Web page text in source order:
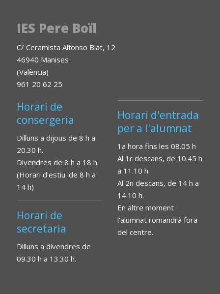
IES Pere Boïl
C/ Ceramista Alfonso Blat, 12
46940 Manises
(València)
961 20 62 25
Horari de
consergeria
Dilluns a dijous de 8 h a
20.30 h.
Divendres de 8 h a 18 h.
(Horari d'estiu: de 8 h a
14 h)
Horari de
secretaria
Dilluns a divendres de
09.30 h a 13.30 h.
Horari d'entrada
per a l'alumnat
1a hora fins les 08.05 h
Al 1r descans, de 10.45 h
a 11.10 h.
Al 2n descans, de 14 h a
14.10 h.
En altre moment
l'alumnat romandrà fora
del centre.